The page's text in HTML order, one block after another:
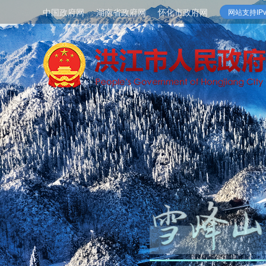
中国政府网 湖南省政府网 怀化市政府网 网站支持